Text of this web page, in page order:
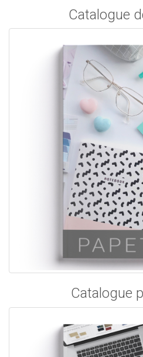
Catalogue
Catalogue